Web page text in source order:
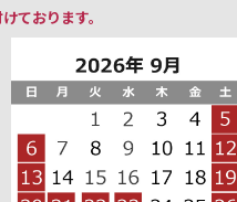
ております。